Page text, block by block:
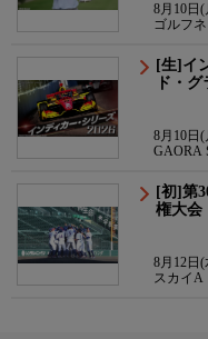
8月10日(
ゴルフ
[生]イ
ド・
8月10日(
GAORA
[初]第
権大会
8月12日(
スカイA